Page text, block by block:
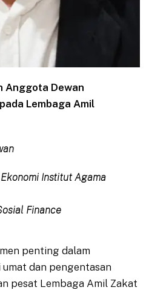
Anggota Dewan
Lembaga Amil
Institut Agama
Finance
penting dalam
dan pengentasan
pesat Lembaga Amil Zakat